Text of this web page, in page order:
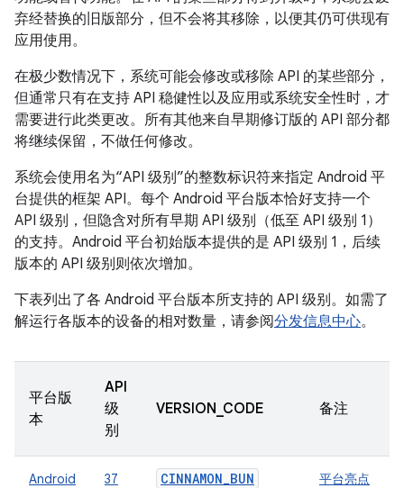
弃经替换的旧版部分，但不会将其移除，以便其仍可供现有
应用使用。
在极少数情况下，系统可能会修改或移除 API 的某些部分，
但通常只有在支持 API 稳健性以及应用或系统安全性时，才
需要进行此类更改。所有其他来自早期修订版的 API 部分都
将继续保留，不做任何修改。
系统会使用名为“API 级别”的整数标识符来指定 Android 平
台提供的框架 API。 每个 Android 平台版本恰好支持一个
API 级别，但隐含对所有早期 API 级别（低至 API 级别 1）
的支持。Android 平台初始版本提供的是 API 级别 1，后续
版本的 API 级别则依次增加。
下表列出了各 Android 平台版本所支持的 API 级别。如需了
解运行各版本的设备的相对数量，请参阅分发信息中心。
平台版
本
API
级
别
VERSION_CODE 备注
Android
37 CINNAMON_BUN 平台亮点